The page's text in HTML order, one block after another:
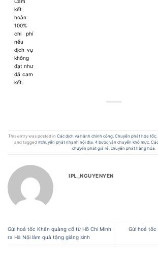
kết
hoàn
100%
chi phí
nếu
dịch vụ
không
đạt như
đã cam
kết.
This entry was posted in Các dịch vụ hành chính công, Chuyển phát hỏa tốc,
and tagged #chuyển phát nhanh nội địa , 4 bước vận chuyển khô mực,
chuyển phát giá rẻ, chuyển phát hàng hóa.
IPL_NGUYENYEN
Gửi hoả tốc Khăn quàng cổ từ Hồ Chí Minh
ra Hà Nội làm quà tặng giáng sinh
Gửi hoả tốc